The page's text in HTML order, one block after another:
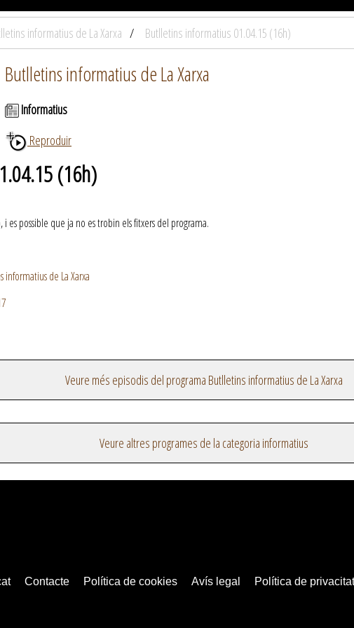
informatius de La Xarxa Butlletins informatius 01.04.15 (16h)
Butlletins informatius de La Xarxa
Informatius
Reproduir
(16h)
es possible que ja no es trobin els fitxers del programa.
de La Xarxa
Veure més episodis del programa Butlletins informatius de La Xarxa
Veure altres programes de la categoria informatius
Contacte Política de cookies Avís legal Política de privacitat